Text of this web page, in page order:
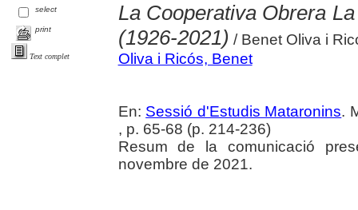
select
print
Text complet
La Cooperativa Obrera
(1926-2021) / Benet Oliva i
Oliva i Ricós, Benet
En: Sessió d'Estudis Mataronins.
, p. 65-68 (p. 214-236)
Resum de la comunicació
novembre de 2021.